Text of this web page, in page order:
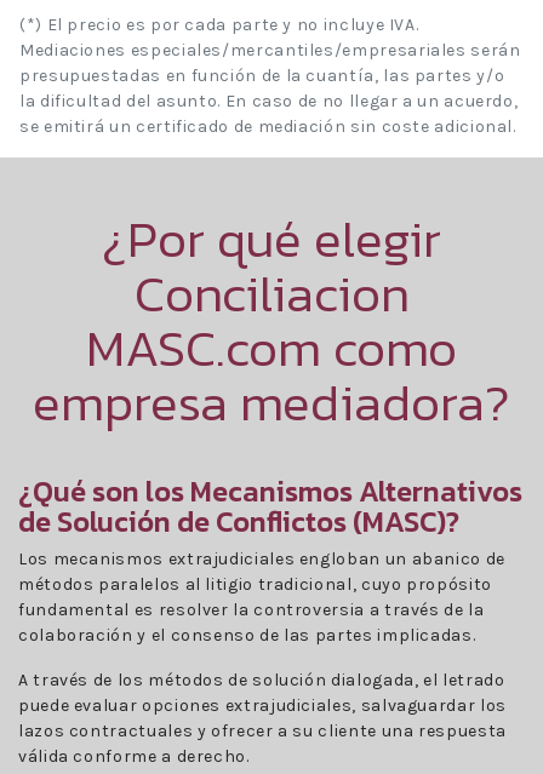
(*) El precio es por cada parte y no incluye IVA.
Mediaciones especiales/mercantiles/empresariales serán
presupuestadas en función de la cuantía, las partes y/o
la dificultad del asunto. En caso de no llegar a un acuerdo,
se emitirá un certificado de mediación sin coste adicional.
¿Por qué elegir
Conciliacion
MASC.com como
empresa mediadora?
¿Qué son los Mecanismos Alternativos
de Solución de Conflictos (MASC)?
Los mecanismos extrajudiciales engloban un abanico de
métodos paralelos al litigio tradicional, cuyo propósito
fundamental es resolver la controversia a través de la
colaboración y el consenso de las partes implicadas.
A través de los métodos de solución dialogada, el letrado
puede evaluar opciones extrajudiciales, salvaguardar los
lazos contractuales y ofrecer a su cliente una respuesta
válida conforme a derecho.